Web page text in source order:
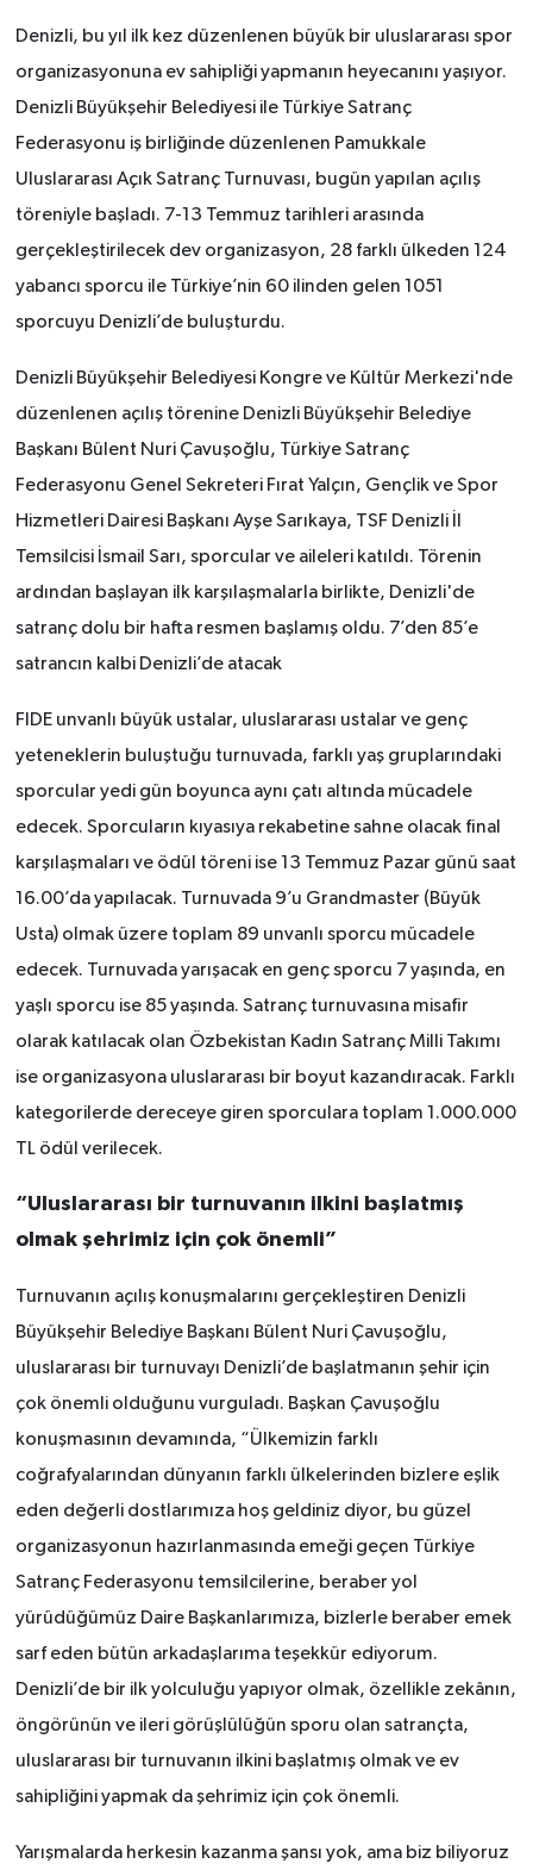
Denizli, bu yıl ilk kez düzenlenen büyük bir uluslararası spor
organizasyonuna ev sahipliği yapmanın heyecanını yaşıyor.
Denizli Büyükşehir Belediyesi ile Türkiye Satranç
Federasyonu iş birliğinde düzenlenen Pamukkale
Uluslararası Açık Satranç Turnuvası, bugün yapılan açılış
töreniyle başladı. 7-13 Temmuz tarihleri arasında
gerçekleştirilecek dev organizasyon, 28 farklı ülkeden 124
yabancı sporcu ile Türkiye’nin 60 ilinden gelen 1051
sporcuyu Denizli’de buluşturdu.
Denizli Büyükşehir Belediyesi Kongre ve Kültür Merkezi'nde
düzenlenen açılış törenine Denizli Büyükşehir Belediye
Başkanı Bülent Nuri Çavuşoğlu, Türkiye Satranç
Federasyonu Genel Sekreteri Fırat Yalçın, Gençlik ve Spor
Hizmetleri Dairesi Başkanı Ayşe Sarıkaya, TSF Denizli İl
Temsilcisi İsmail Sarı, sporcular ve aileleri katıldı. Törenin
ardından başlayan ilk karşılaşmalarla birlikte, Denizli'de
satranç dolu bir hafta resmen başlamış oldu. 7’den 85’e
satrancın kalbi Denizli’de atacak
FIDE unvanlı büyük ustalar, uluslararası ustalar ve genç
yeteneklerin buluştuğu turnuvada, farklı yaş gruplarındaki
sporcular yedi gün boyunca aynı çatı altında mücadele
edecek. Sporcuların kıyasıya rekabetine sahne olacak final
karşılaşmaları ve ödül töreni ise 13 Temmuz Pazar günü saat
16.00’da yapılacak. Turnuvada 9’u Grandmaster (Büyük
Usta) olmak üzere toplam 89 unvanlı sporcu mücadele
edecek. Turnuvada yarışacak en genç sporcu 7 yaşında, en
yaşlı sporcu ise 85 yaşında. Satranç turnuvasına misafir
olarak katılacak olan Özbekistan Kadın Satranç Milli Takımı
ise organizasyona uluslararası bir boyut kazandıracak. Farklı
kategorilerde dereceye giren sporculara toplam 1.000.000
TL ödül verilecek.
“Uluslararası bir turnuvanın ilkini başlatmış
olmak şehrimiz için çok önemli”
Turnuvanın açılış konuşmalarını gerçekleştiren Denizli
Büyükşehir Belediye Başkanı Bülent Nuri Çavuşoğlu,
uluslararası bir turnuvayı Denizli’de başlatmanın şehir için
çok önemli olduğunu vurguladı. Başkan Çavuşoğlu
konuşmasının devamında, “Ülkemizin farklı
coğrafyalarından dünyanın farklı ülkelerinden bizlere eşlik
eden değerli dostlarımıza hoş geldiniz diyor, bu güzel
organizasyonun hazırlanmasında emeği geçen Türkiye
Satranç Federasyonu temsilcilerine, beraber yol
yürüdüğümüz Daire Başkanlarımıza, bizlerle beraber emek
sarf eden bütün arkadaşlarıma teşekkür ediyorum.
Denizli’de bir ilk yolculuğu yapıyor olmak, özellikle zekânın,
öngörünün ve ileri görüşlülüğün sporu olan satrançta,
uluslararası bir turnuvanın ilkini başlatmış olmak ve ev
sahipliğini yapmak da şehrimiz için çok önemli.
Yarışmalarda herkesin kazanma şansı yok, ama biz biliyoruz